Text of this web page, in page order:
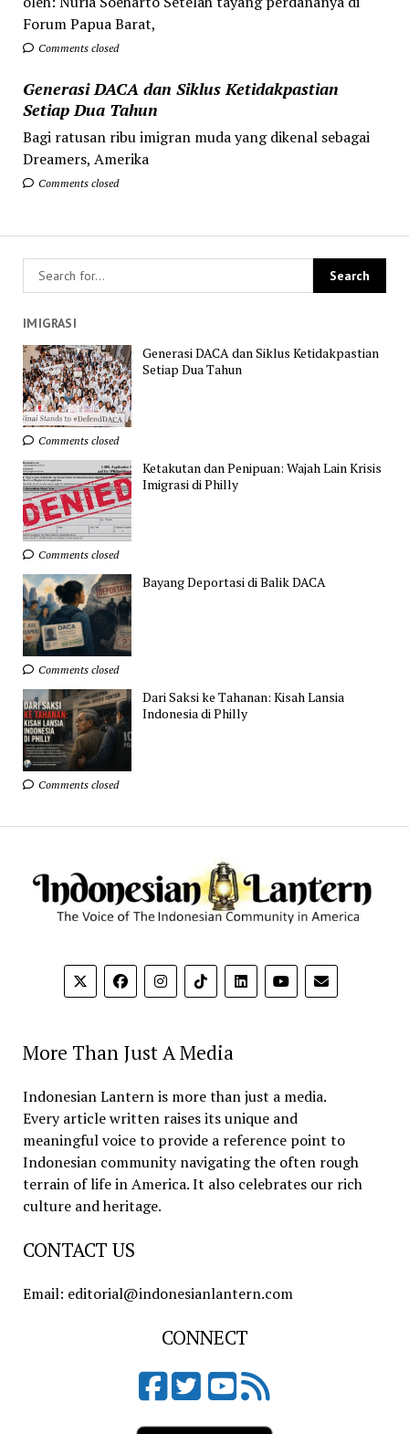
Forum Papua Barat,
Comments closed
Generasi DACA dan Siklus Ketidakpastian
Setiap Dua Tahun
Bagi ratusan ribu imigran muda yang dikenal sebagai
Dreamers, Amerika
Comments closed
IMIGRASI
Generasi DACA dan Siklus Ketidakpastian
Setiap Dua Tahun
Comments closed
Ketakutan dan Penipuan: Wajah Lain Krisis
Imigrasi di Philly
Comments closed
Bayang Deportasi di Balik DACA
Comments closed
Dari Saksi ke Tahanan: Kisah Lansia
Indonesia di Philly
Comments closed
More Than Just A Media
Indonesian Lantern is more than just a media.
Every article written raises its unique and
meaningful voice to provide a reference point to
Indonesian community navigating the often rough
terrain of life in America. It also celebrates our rich
culture and heritage.
CONTACT US
Email: editorial@indonesianlantern.com
CONNECT